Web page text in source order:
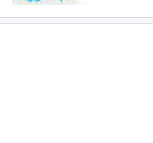
comfort e dell'agio, con